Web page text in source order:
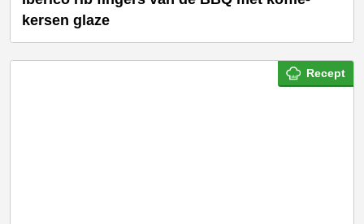
kersen glaze
Recept